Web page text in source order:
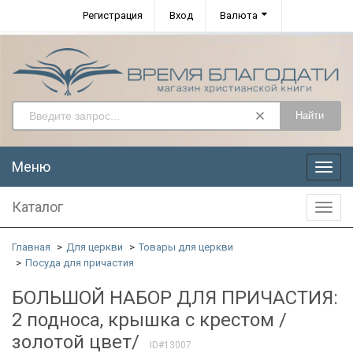
Регистрация Вход Валюта
Найти
Меню
Меню
Каталог
Главная Для церкви
Товары для церкви
Посуда для причастия
БОЛЬШОЙ НАБОР ДЛЯ ПРИЧАСТИЯ:
2 подноса, крышка с крестом /
золотой цвет/
ID#13007